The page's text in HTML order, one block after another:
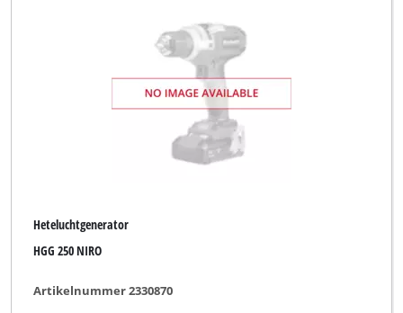
Heteluchtgenerator
HGG 250 NIRO
Artikelnummer 2330870